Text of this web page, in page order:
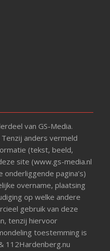
van GS-Media.
anders vermeld
(tekst, beeld,
site (www.gs-media.nl
onderliggende pagina’s)
overname, plaatsing
op welke andere
gebruik van deze
tenzij hiervoor
toestemming is
112Hardenberg.nu